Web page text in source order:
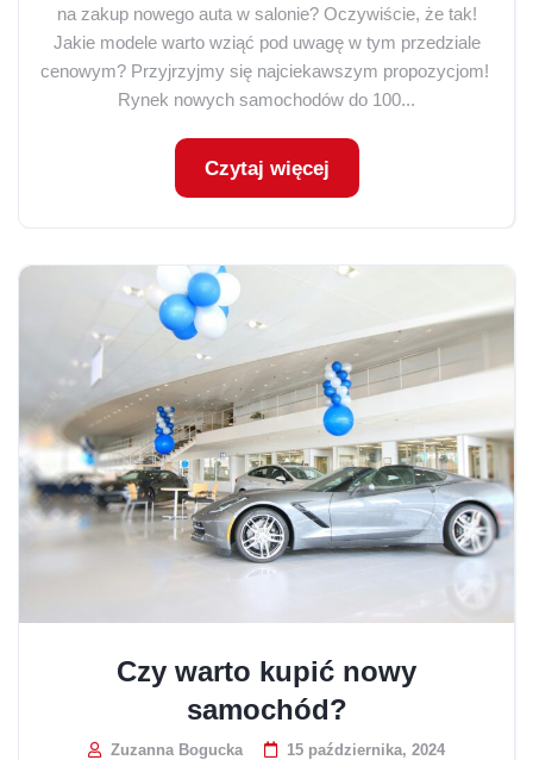
na zakup nowego auta w salonie? Oczywiście, że tak!
Jakie modele warto wziąć pod uwagę w tym przedziale
cenowym? Przyjrzyjmy się najciekawszym propozycjom!
Rynek nowych samochodów do 100...
Czytaj więcej
Czy warto kupić nowy
samochód?
Zuzanna Bogucka 15 października, 2024